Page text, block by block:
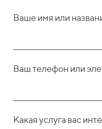
Ваше имя или
Ваш телефон или
Какая услуга вас